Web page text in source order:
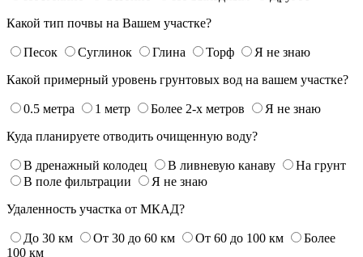
Какой тип почвы на Вашем участке?
Песок Суглинок Глина Торф
Я не знаю
Какой примерный уровень грунтовых вод на вашем участке?
0.5 метра 1 метр Более 2-х метров
Я не знаю
Куда планируете отводить очищенную воду?
В дренажный колодец В ливневую канаву
На грунт
В поле фильтрации
Я не знаю
Удаленность участка от МКАД?
До 30 км От 30 до 60 км От 60 до 100 км
Более
100 км